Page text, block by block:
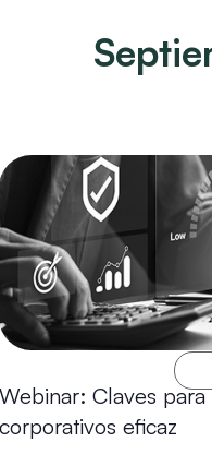
Claves
eficaz